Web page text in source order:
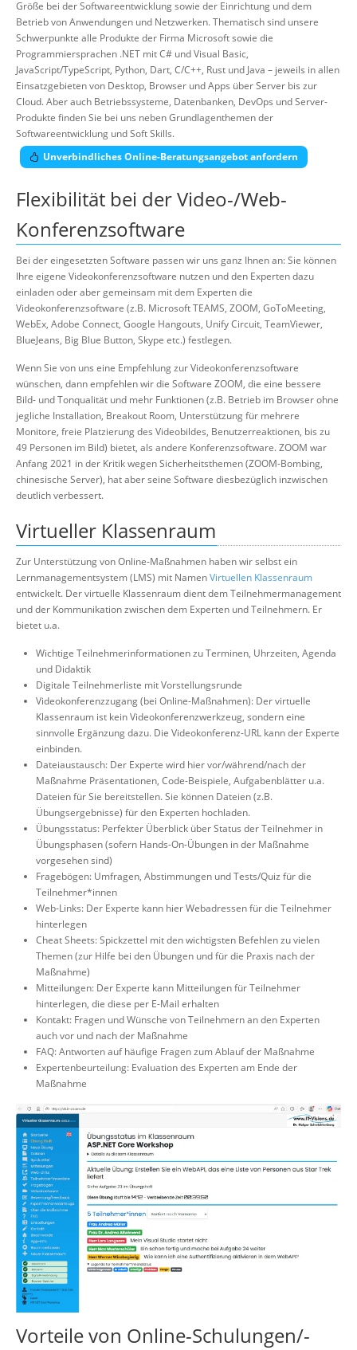
Größe bei der Softwareentwicklung sowie der Einrichtung und dem
Betrieb von Anwendungen und Netzwerken. Thematisch sind unsere
Schwerpunkte alle Produkte der Firma Microsoft sowie die
Programmiersprachen .NET mit C# und Visual Basic,
JavaScript/TypeScript, Python, Dart, C/C++, Rust und Java – jeweils in allen
Einsatzgebieten von Desktop, Browser und Apps über Server bis zur
Cloud. Aber auch Betriebssysteme, Datenbanken, DevOps und Server-
Produkte finden Sie bei uns neben Grundlagenthemen der
Softwareentwicklung und Soft Skills.
Unverbindliches Online-Beratungsangebot anfordern
Flexibilität bei der Video-/Web-
Konferenzsoftware
Bei der eingesetzten Software passen wir uns ganz Ihnen an: Sie können
Ihre eigene Videokonferenzsoftware nutzen und den Experten dazu
einladen oder aber gemeinsam mit dem Experten die
Videokonferenzsoftware (z.B. Microsoft TEAMS, ZOOM, GoToMeeting,
WebEx, Adobe Connect, Google Hangouts, Unify Circuit, TeamViewer,
BlueJeans, Big Blue Button, Skype etc.) festlegen.
Wenn Sie von uns eine Empfehlung zur Videokonferenzsoftware
wünschen, dann empfehlen wir die Software ZOOM, die eine bessere
Bild- und Tonqualität und mehr Funktionen (z.B. Betrieb im Browser ohne
jegliche Installation, Breakout Room, Unterstützung für mehrere
Monitore, freie Platzierung des Videobildes, Benutzerreaktionen, bis zu
49 Personen im Bild) bietet, als andere Konferenzsoftware. ZOOM war
Anfang 2021 in der Kritik wegen Sicherheitsthemen (ZOOM-Bombing,
chinesische Server), hat aber seine Software diesbezüglich inzwischen
deutlich verbessert.
Virtueller Klassenraum
Zur Unterstützung von Online-Maßnahmen haben wir selbst ein
Lernmanagementsystem (LMS) mit NamenVirtuellen Klassenraum
entwickelt. Der virtuelle Klassenraum dient dem Teilnehmermanagement
und der Kommunikation zwischen dem Experten und Teilnehmern. Er
bietet u.a.
Wichtige Teilnehmerinformationen zu Terminen, Uhrzeiten, Agenda
und Didaktik
Digitale Teilnehmerliste mit Vorstellungsrunde
Videokonferenzzugang (bei Online-Maßnahmen): Der virtuelle
Klassenraum ist kein Videokonferenzwerkzeug, sondern eine
sinnvolle Ergänzung dazu. Die Videokonferenz-URL kann der Experte
einbinden.
Dateiaustausch: Der Experte wird hier vor/während/nach der
Maßnahme Präsentationen, Code-Beispiele, Aufgabenblätter u.a.
Dateien für Sie bereitstellen. Sie können Dateien (z.B.
Übungsergebnisse) für den Experten hochladen.
Übungsstatus: Perfekter Überblick über Status der Teilnehmer in
Übungsphasen (sofern Hands-On-Übungen in der Maßnahme
vorgesehen sind)
Fragebögen: Umfragen, Abstimmungen und Tests/Quiz für die
Teilnehmer*innen
Web-Links: Der Experte kann hier Webadressen für die Teilnehmer
hinterlegen
Cheat Sheets: Spickzettel mit den wichtigsten Befehlen zu vielen
Themen (zur Hilfe bei den Übungen und für die Praxis nach der
Maßnahme)
Mitteilungen: Der Experte kann Mitteilungen für Teilnehmer
hinterlegen, die diese per E-Mail erhalten
Kontakt: Fragen und Wünsche von Teilnehmern an den Experten
auch vor und nach der Maßnahme
FAQ: Antworten auf häufige Fragen zum Ablauf der Maßnahme
Expertenbeurteilung: Evaluation des Experten am Ende der
Maßnahme
Vorteile von Online-Schulungen/-